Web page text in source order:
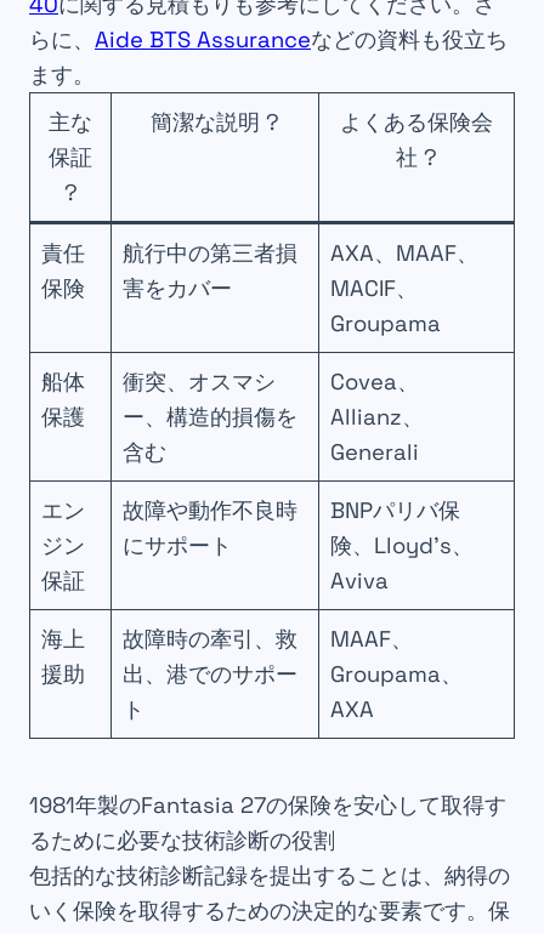
らに、 Aide BTS Assuranceなどの資料も役立ち
ます。
主な
保証
?
簡潔な説明 ?
よくある保険会
社 ?
責任
保険
航行中の第三者損
害をカバー
AXA、MAAF、
MACIF、
Groupama
船体
保護
衝突、オスマシ
ー、構造的損傷を
含む
Covea、
Allianz、
Generali
エン
ジン
保証
故障や動作不良時
にサポート
BNPパリバ保
険、Lloyd’s、
Aviva
海上
援助
故障時の牽引、救
出、港でのサポー
ト
MAAF、
Groupama、
AXA
1981年製のFantasia 27の保険を安心して取得す
るために必要な技術診断の役割
包括的な技術診断記録を提出することは、納得の
いく保険を取得するための決定的な要素です。保